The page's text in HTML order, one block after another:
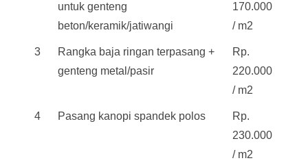
untuk genteng
beton/keramik/jatiwangi
170.000
/ m2
3
Rangka baja ringan terpasang +
genteng metal/pasir
Rp.
220.000
/ m2
4 Pasang kanopi spandek polos
Rp.
230.000
/ m2